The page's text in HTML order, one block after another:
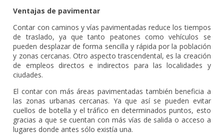
Ventajas de pavimentar
Contar con caminos y vías pavimentadas reduce los tiempos
de traslado, ya que tanto peatones como vehículos se
pueden desplazar de forma sencilla y rápida por la población
y zonas cercanas. Otro aspecto trascendental, es la creación
de empleos directos e indirectos para las localidades y
ciudades.
El contar con más áreas pavimentadas también beneficia a
las zonas urbanas cercanas. Ya que así se pueden evitar
cuellos de botella y el tráfico en determinados puntos, esto
gracias a que se cuentan con más vías de salida o acceso a
lugares donde antes sólo existía una.